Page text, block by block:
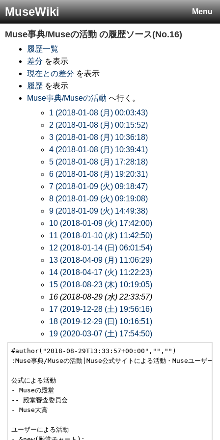
Menu
MuseWiki
Muse事典/Museの活動 の履歴ソース(No.16)
履歴一覧
差分 を表示
現在との差分 を表示
履歴 を表示
Muse事典/Museの活動 へ行く。
1 (2018-01-08 (月) 00:03:43)
2 (2018-01-08 (月) 00:15:52)
3 (2018-01-08 (月) 10:36:18)
4 (2018-01-08 (月) 10:39:41)
5 (2018-01-08 (月) 17:28:18)
6 (2018-01-08 (月) 19:20:31)
7 (2018-01-09 (火) 09:18:47)
8 (2018-01-09 (火) 09:19:08)
9 (2018-01-09 (火) 14:49:38)
10 (2018-01-09 (火) 17:42:00)
11 (2018-01-10 (水) 11:42:50)
12 (2018-01-14 (日) 06:01:54)
13 (2018-04-09 (月) 11:06:29)
14 (2018-04-17 (火) 11:22:23)
15 (2018-08-23 (木) 10:19:05)
16 (2018-08-29 (水) 22:33:57)
17 (2019-12-28 (土) 19:56:16)
18 (2019-12-29 (日) 10:16:51)
19 (2020-03-07 (土) 17:54:50)
#author("2018-08-29T13:33:57+00:00","","")
:Muse事典/Museの活動|Muse公式サイトによる活動・Museユーザー
公式による活動
- Museの殿堂
-- 殿堂審査委員会
- Muse大賞
ユーザーによる活動